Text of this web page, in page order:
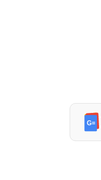
G≡